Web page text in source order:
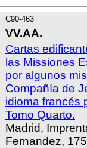
C90-463
VV.AA.
Cartas
las Missiones
por algunos
Compañía de
idioma francés
Tomo Quarto.
Madrid,
Fernandez,